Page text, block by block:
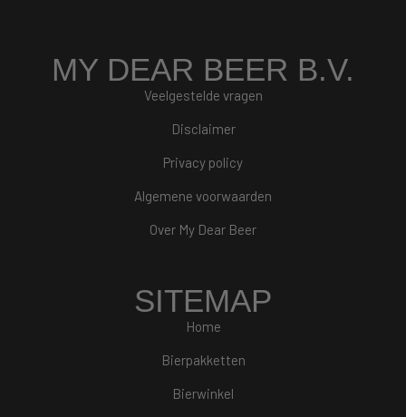
MY DEAR BEER B.V.
Veelgestelde vragen
Disclaimer
Privacy policy
Algemene voorwaarden
Over My Dear Beer
SITEMAP
Home
Bierpakketten
Bierwinkel